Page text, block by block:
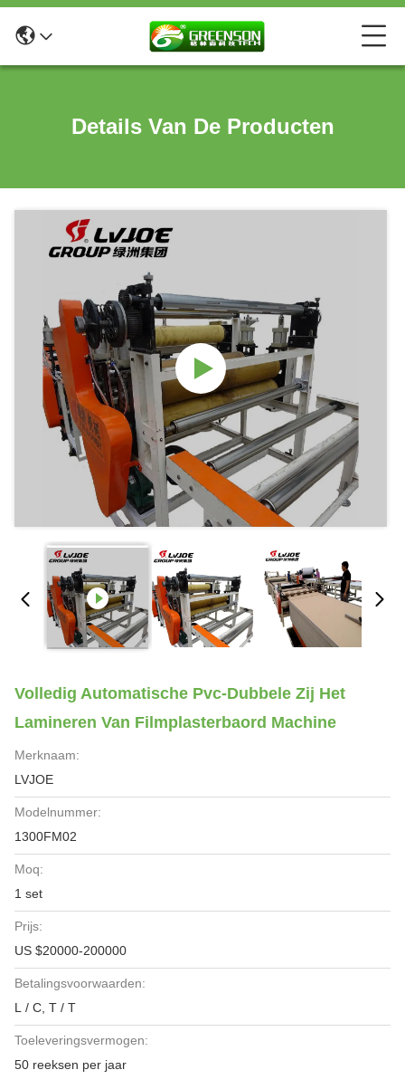
Details Van De Producten
Volledig Automatische Pvc-Dubbele Zij Het
Lamineren Van Filmplasterbaord Machine
Merknaam:
LVJOE
Modelnummer:
1300FM02
Moq:
1 set
Prijs:
US $20000-200000
Betalingsvoorwaarden:
L / C, T / T
Toeleveringsvermogen:
50 reeksen per jaar